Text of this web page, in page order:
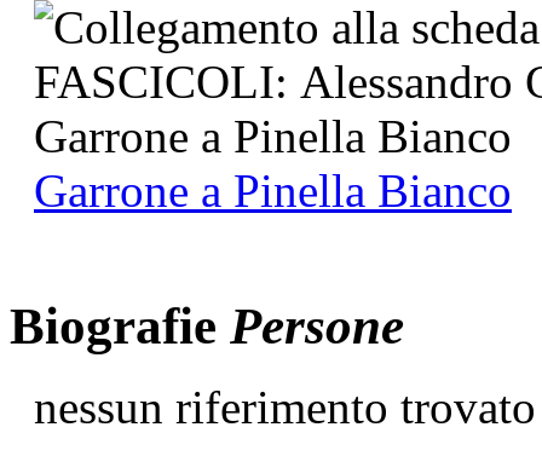
Garrone a Pinella Bianco
Biografie Persone
nessun riferimento trovato